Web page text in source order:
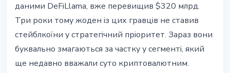
даними DeFiLlama, вже перевищив $320 млрд.
Три роки тому жоден із цих гравців не ставив
стейблкоїни у стратегічний пріоритет. Зараз вони
буквально змагаються за частку у сегменті, який
ще недавно вважали суто криптовалютним.